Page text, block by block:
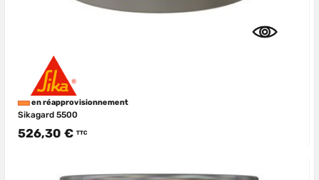
en réapprovisionnement
Sikagard 5500
526,30 € TTC